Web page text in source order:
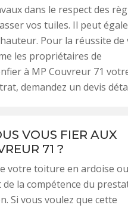
dans le respect des
vos tuiles. Il peut
Pour la réussite de
les propriétaires de
à MP Couvreur 71
demandez un devis
VOUS FIER AUX
71 ?
votre toiture en ardoise
la compétence du
Si vous voulez que cette